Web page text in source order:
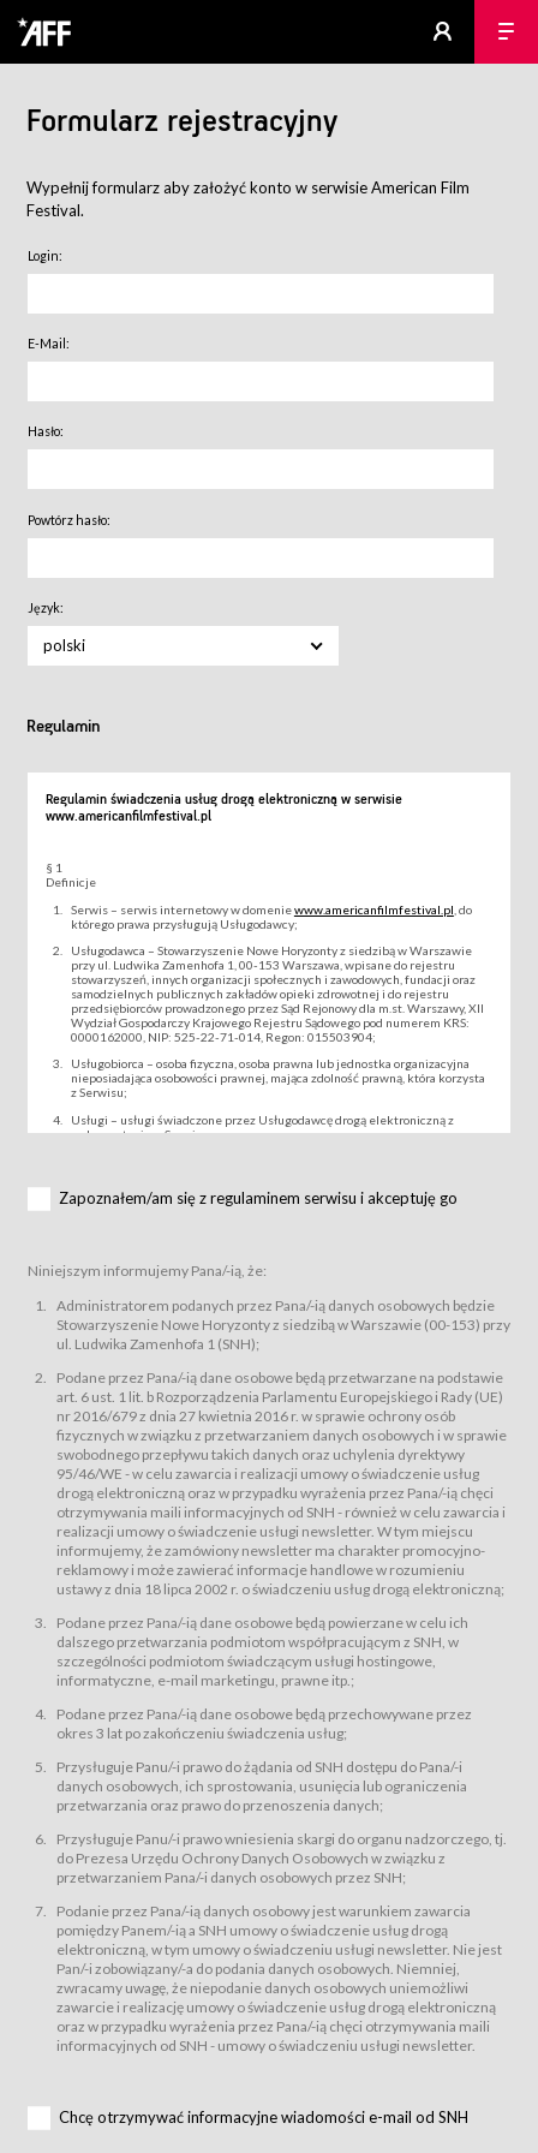
Formularz rejestracyjny
Wypełnij formularz aby założyć konto w serwisie American Film
Festival.
Login:
E-Mail:
Hasło:
Powtórz hasło:
Język:
polski
Regulamin
Regulamin świadczenia usług drogą elektroniczną w serwisie
www.americanfilmfestival.pl
§ 1
Definicje
Serwis – serwis internetowy w domeniewww.americanfilmfestival.pl , do
którego prawa przysługują Usługodawcy;
Usługodawca – Stowarzyszenie Nowe Horyzonty z siedzibą w Warszawie
przy ul. Ludwika Zamenhofa 1, 00-153 Warszawa, wpisane do rejestru
stowarzyszeń, innych organizacji społecznych i zawodowych, fundacji oraz
samodzielnych publicznych zakładów opieki zdrowotnej i do rejestru
przedsiębiorców prowadzonego przez Sąd Rejonowy dla m.st. Warszawy, XII
Wydział Gospodarczy Krajowego Rejestru Sądowego pod numerem KRS:
0000162000, NIP: 525-22-71-014, Regon: 015503904;
Usługobiorca – osoba fizyczna, osoba prawna lub jednostka organizacyjna
nieposiadająca osobowości prawnej, mająca zdolność prawną, która korzysta
z Serwisu;
Usługi – usługi świadczone przez Usługodawcę drogą elektroniczną z
wykorzystaniem Serwisu;
za pośrednictwem Serwisu;
podmiotom z branży mediów i filmowej (Akredytacje);
Bilety – wybrane dokumenty potwierdzające zawarcie umowy z
Usługodawcą i uprawniające do wzięcia udziału w Wydarzeniu,
przewidziane przez Usługodawcę dla danego Wydarzenia, tj. uprawniające
do uczestnictwa w wielu albo w pojedynczych seansach filmowych,
Sklep – sklep internetowy prowadzony przez Usługodawcę w Serwisie;
Regulamin – niniejszy regulamin.
§ 2
Postanowienia ogólne
Regulamin określa zasady:
świadczenia Usługobiorcom Usług przez Usługodawcę, z
zastrzeżeniem usług, o których mowa w ust. 2 pkt. 4 i 5 poniżej, których
zasady świadczenia precyzują odrębne regulaminy,
przetwarzania przez Usługodawcę danych osobowych Usługobiorców
będących osobami fizycznymi.
świadczy Usługi drogą elektroniczną w rozumieniu ustawy z dnia 18 lipca
2002 r. o świadczeniu usług drogą elektroniczną (Dz.U. z 2002 r., Nr 144, poz.
1204, z późń. zm.). Usługi świadczone są nieodpłatnie.
usługę przeglądania i odczytywania przez Usługobiorców materiałów
zamieszczanych w Serwisie,
usługę utrzymywania konta użytkownika w Serwisie,
usługę newsletter,
usługę zawierania na odległość umów nabycia Karnetów i Biletów,
usługę zawierania na odległość umów sprzedaży w Sklepie.
dnia 18 lipca 2002 r. o świadczeniu usług drogą elektroniczną (Dz.U. z 2002
r., Nr 144, poz. 1204, z późń. zm.). Usługi świadczone są nieodpłatnie.
Na zasadach określonych w Regulaminie dostęp do Serwisu jest otwarty dla
Usługobiorca przed rozpoczęciem korzystania z Serwisu jest zobowiązany
zapoznać się z Regulaminem. Założenie konta w Serwisie oraz zamówienie
usługi newsletter za pośrednictwem przeznaczonego do tego formularza
zamieszczonego na stronach Serwisu dostępnych dla wszystkich
Usługobiorców wymaga akceptacji postanowień Regulaminu.
Usługobiorca zobowiązany jest do przestrzegania postanowień Regulaminu
od chwili rozpoczęcia korzystania z Serwisu.
Regulamin jest udostępniony Usługobiorcom nieodpłatnie za
Warunki techniczne korzystania z Usług
Zapoznałem/am się z regulaminem serwisu i akceptuję go
Niniejszym informujemy Pana/-ią, że:
Administratorem podanych przez Pana/-ią danych osobowych będzie
Stowarzyszenie Nowe Horyzonty z siedzibą w Warszawie (00-153) przy
ul. Ludwika Zamenhofa 1 (SNH);
Podane przez Pana/-ią dane osobowe będą przetwarzane na podstawie
art. 6 ust. 1 lit. b Rozporządzenia Parlamentu Europejskiego i Rady (UE)
nr 2016/679 z dnia 27 kwietnia 2016 r. w sprawie ochrony osób
fizycznych w związku z przetwarzaniem danych osobowych i w sprawie
swobodnego przepływu takich danych oraz uchylenia dyrektywy
95/46/WE - w celu zawarcia i realizacji umowy o świadczenie usług
drogą elektroniczną oraz w przypadku wyrażenia przez Pana/-ią chęci
otrzymywania maili informacyjnych od SNH - również w celu zawarcia i
realizacji umowy o świadczenie usługi newsletter. W tym miejscu
informujemy, że zamówiony newsletter ma charakter promocyjno-
reklamowy i może zawierać informacje handlowe w rozumieniu
ustawy z dnia 18 lipca 2002 r. o świadczeniu usług drogą elektroniczną;
Podane przez Pana/-ią dane osobowe będą powierzane w celu ich
dalszego przetwarzania podmiotom współpracującym z SNH, w
szczególności podmiotom świadczącym usługi hostingowe,
informatyczne, e-mail marketingu, prawne itp.;
Podane przez Pana/-ią dane osobowe będą przechowywane przez
okres 3 lat po zakończeniu świadczenia usług;
Przysługuje Panu/-i prawo do żądania od SNH dostępu do Pana/-i
danych osobowych, ich sprostowania, usunięcia lub ograniczenia
przetwarzania oraz prawo do przenoszenia danych;
Przysługuje Panu/-i prawo wniesienia skargi do organu nadzorczego, tj.
do Prezesa Urzędu Ochrony Danych Osobowych w związku z
przetwarzaniem Pana/-i danych osobowych przez SNH;
Podanie przez Pana/-ią danych osobowy jest warunkiem zawarcia
pomiędzy Panem/-ią a SNH umowy o świadczenie usług drogą
elektroniczną, w tym umowy o świadczeniu usługi newsletter. Nie jest
Pan/-i zobowiązany/-a do podania danych osobowych. Niemniej,
zwracamy uwagę, że niepodanie danych osobowych uniemożliwi
zawarcie i realizację umowy o świadczenie usług drogą elektroniczną
oraz w przypadku wyrażenia przez Pana/-ią chęci otrzymywania maili
informacyjnych od SNH - umowy o świadczeniu usługi newsletter.
Chcę otrzymywać informacyjne wiadomości e-mail od SNH